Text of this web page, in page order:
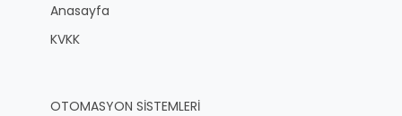
Anasayfa
KVKK
OTOMASYON SİSTEMLERİ